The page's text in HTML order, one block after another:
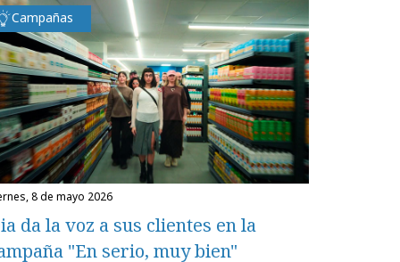
Campañas
8 de mayo 2026
da la voz a sus clientes en la
"En serio, muy bien"